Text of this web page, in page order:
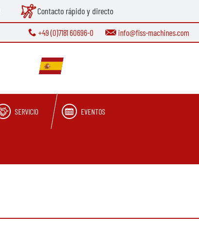
Contacto rápido y directo
+49 (0)7181 60696-0 info@fiss-machines.com
SERVICIO EVENTOS